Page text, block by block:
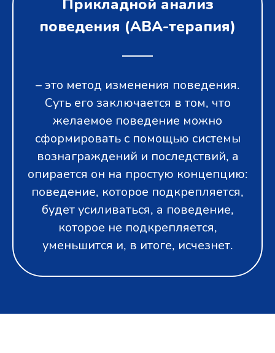
Прикладной анализ
поведения (АВА-терапия)
– это метод изменения поведения.
Суть его заключается в том, что
желаемое поведение можно
сформировать с помощью системы
вознаграждений и последствий, а
опирается он на простую концепцию:
поведение, которое подкрепляется,
будет усиливаться, а поведение,
которое не подкрепляется,
уменьшится и, в итоге, исчезнет.